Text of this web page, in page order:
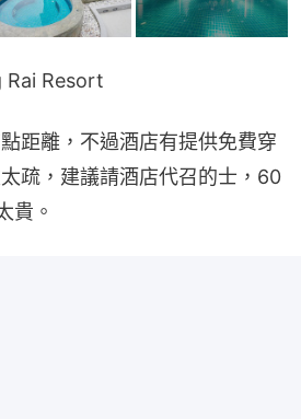
Rai Resort
距離，不過酒店有提供免費穿
疏，建議請酒店代召的士，60
貴。